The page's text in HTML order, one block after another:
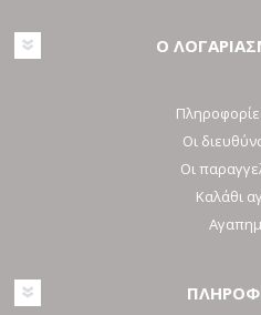
Ο
Οι
Οι
Καλάθι